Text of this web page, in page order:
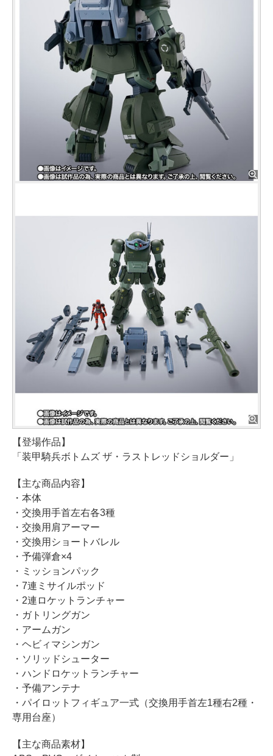
【登場作品】
「装甲騎兵ボトムズ ザ・ラストレッドショルダー」
【主な商品内容】
・本体
・交換用手首左右各3種
・交換用肩アーマー
・交換用ショートバレル
・予備弾倉×4
・ミッションパック
・7連ミサイルポッド
・2連ロケットランチャー
・ガトリングガン
・アームガン
・ヘビィマシンガン
・ソリッドシューター
・ハンドロケットランチャー
・予備アンテナ
・パイロットフィギュア一式（交換用手首左1種右2種・
専用台座）
【主な商品素材】